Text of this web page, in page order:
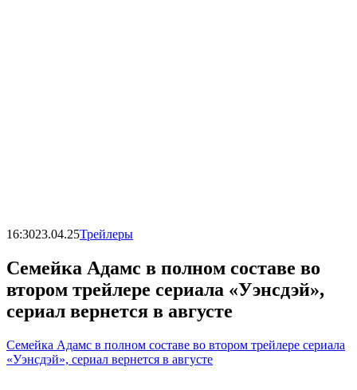
16:3023.04.25Трейлеры
Семейка Адамс в полном составе во
втором трейлере сериала «Уэнсдэй»,
сериал вернется в августе
Семейка Адамс в полном составе во втором трейлере сериала
«Уэнсдэй», сериал вернется в августе